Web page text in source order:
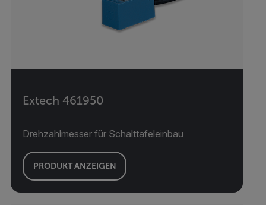
Extech 461950
Drehzahlmesser für Schalttafeleinbau
PRODUKT ANZEIGEN